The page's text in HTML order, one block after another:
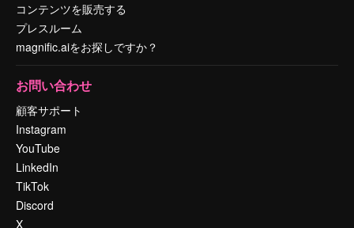
コンテンツを販売する
プレスルーム
magnific.aiをお探しですか？
お問い合わせ
顧客サポート
Instagram
YouTube
LinkedIn
TikTok
Discord
X